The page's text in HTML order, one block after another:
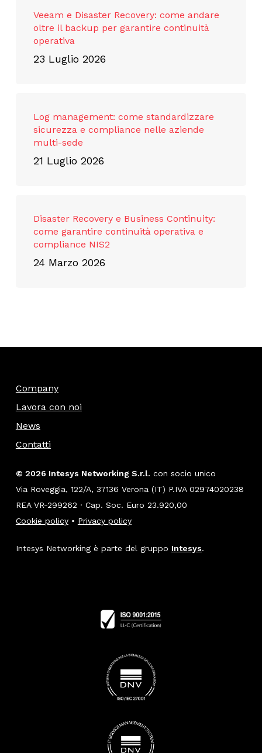
Veeam e Disaster Recovery: come andare
oltre il backup per garantire continuità
operativa
23 Luglio 2026
Log management: come standardizzare
sicurezza e compliance nelle aziende
multi-sede
21 Luglio 2026
Disaster Recovery e Business Continuity:
come garantire continuità operativa e
compliance NIS2
24 Marzo 2026
Company
Lavora con noi
News
Contatti
© 2026 Intesys Networking S.r.l. con socio unico
Via Roveggia, 122/A, 37136 Verona (IT) P.IVA 02974020238
REA VR-299262 · Cap. Soc. Euro 23.920,00
Cookie policy• Privacy policy
Intesys Networking è parte del gruppo Intesys.